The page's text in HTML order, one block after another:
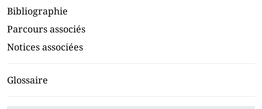
Bibliographie
Parcours associés
Notices associées
Glossaire